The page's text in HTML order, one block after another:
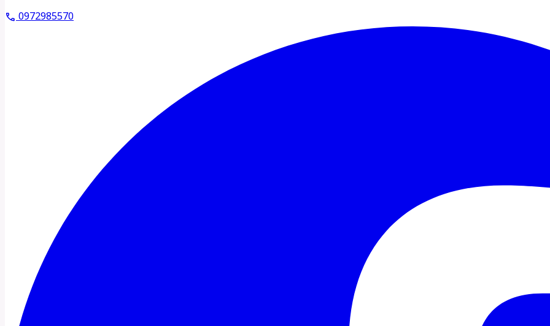
call 0972985570